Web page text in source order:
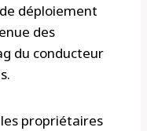
déploiement
des
du conducteur
propriétaires